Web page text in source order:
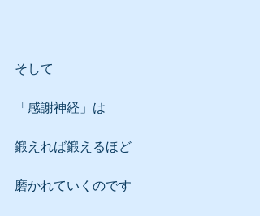
そして
「感謝神経」は
鍛えれば鍛えるほど
磨かれていくのです